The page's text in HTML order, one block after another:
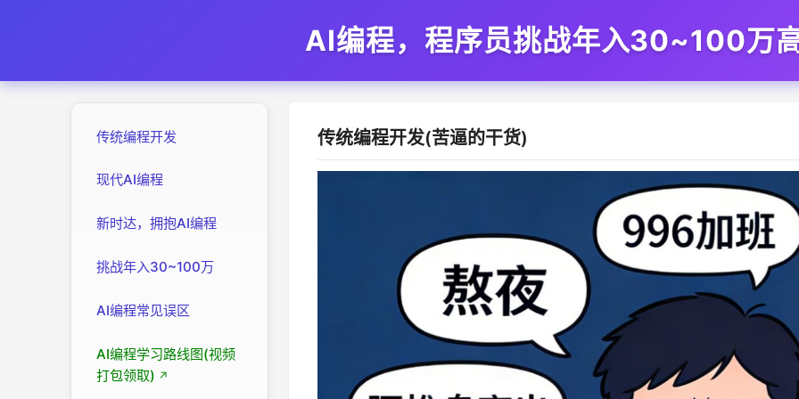
AI编程，程序员挑战年入30~100万
传统编程开发
现代AI编程
新时达，拥抱AI编程
挑战年入30~100万
AI编程常见误区
AI编程学习路线图(视频
打包领取)
传统编程开发(苦逼的干货)